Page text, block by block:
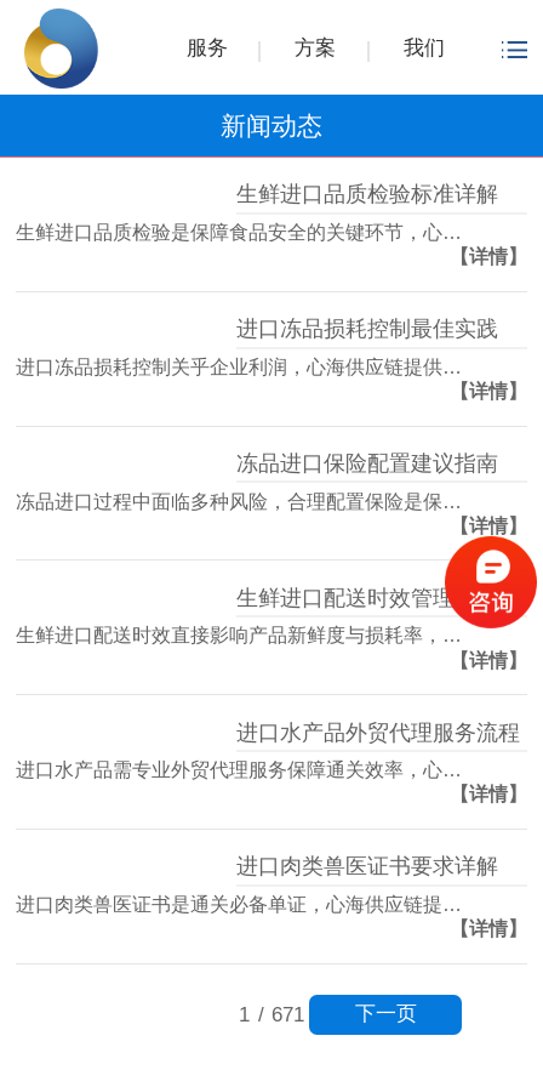
服务 方案 我们
新闻动态
生鲜进口品质检验标准详解
生鲜进口品质检验是保障食品安全的关键环节，心…
【详情】
进口冻品损耗控制最佳实践
进口冻品损耗控制关乎企业利润，心海供应链提供…
【详情】
冻品进口保险配置建议指南
冻品进口过程中面临多种风险，合理配置保险是保…
【详情】
生鲜进口配送时效管理方案
生鲜进口配送时效直接影响产品新鲜度与损耗率，…
【详情】
进口水产品外贸代理服务流程
进口水产品需专业外贸代理服务保障通关效率，心…
【详情】
进口肉类兽医证书要求详解
进口肉类兽医证书是通关必备单证，心海供应链提…
【详情】
1 / 671 下一页